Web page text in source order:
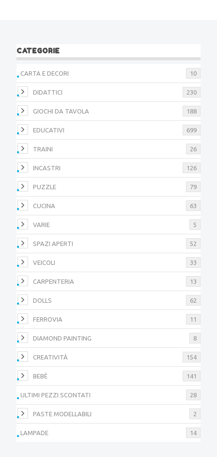
CATEGORIE
CARTA E DECORI 10
DIDATTICI 230
GIOCHI DA TAVOLA 188
EDUCATIVI 699
TRAINI 26
INCASTRI 126
PUZZLE 79
CUCINA 63
VARIE 5
SPAZI APERTI 52
VEICOLI 33
CARPENTERIA 13
DOLLS 62
FERROVIA 11
DIAMOND PAINTING 8
CREATIVITÀ 154
BEBÈ 141
ULTIMI PEZZI SCONTATI 28
PASTE MODELLABILI 2
LAMPADE 14